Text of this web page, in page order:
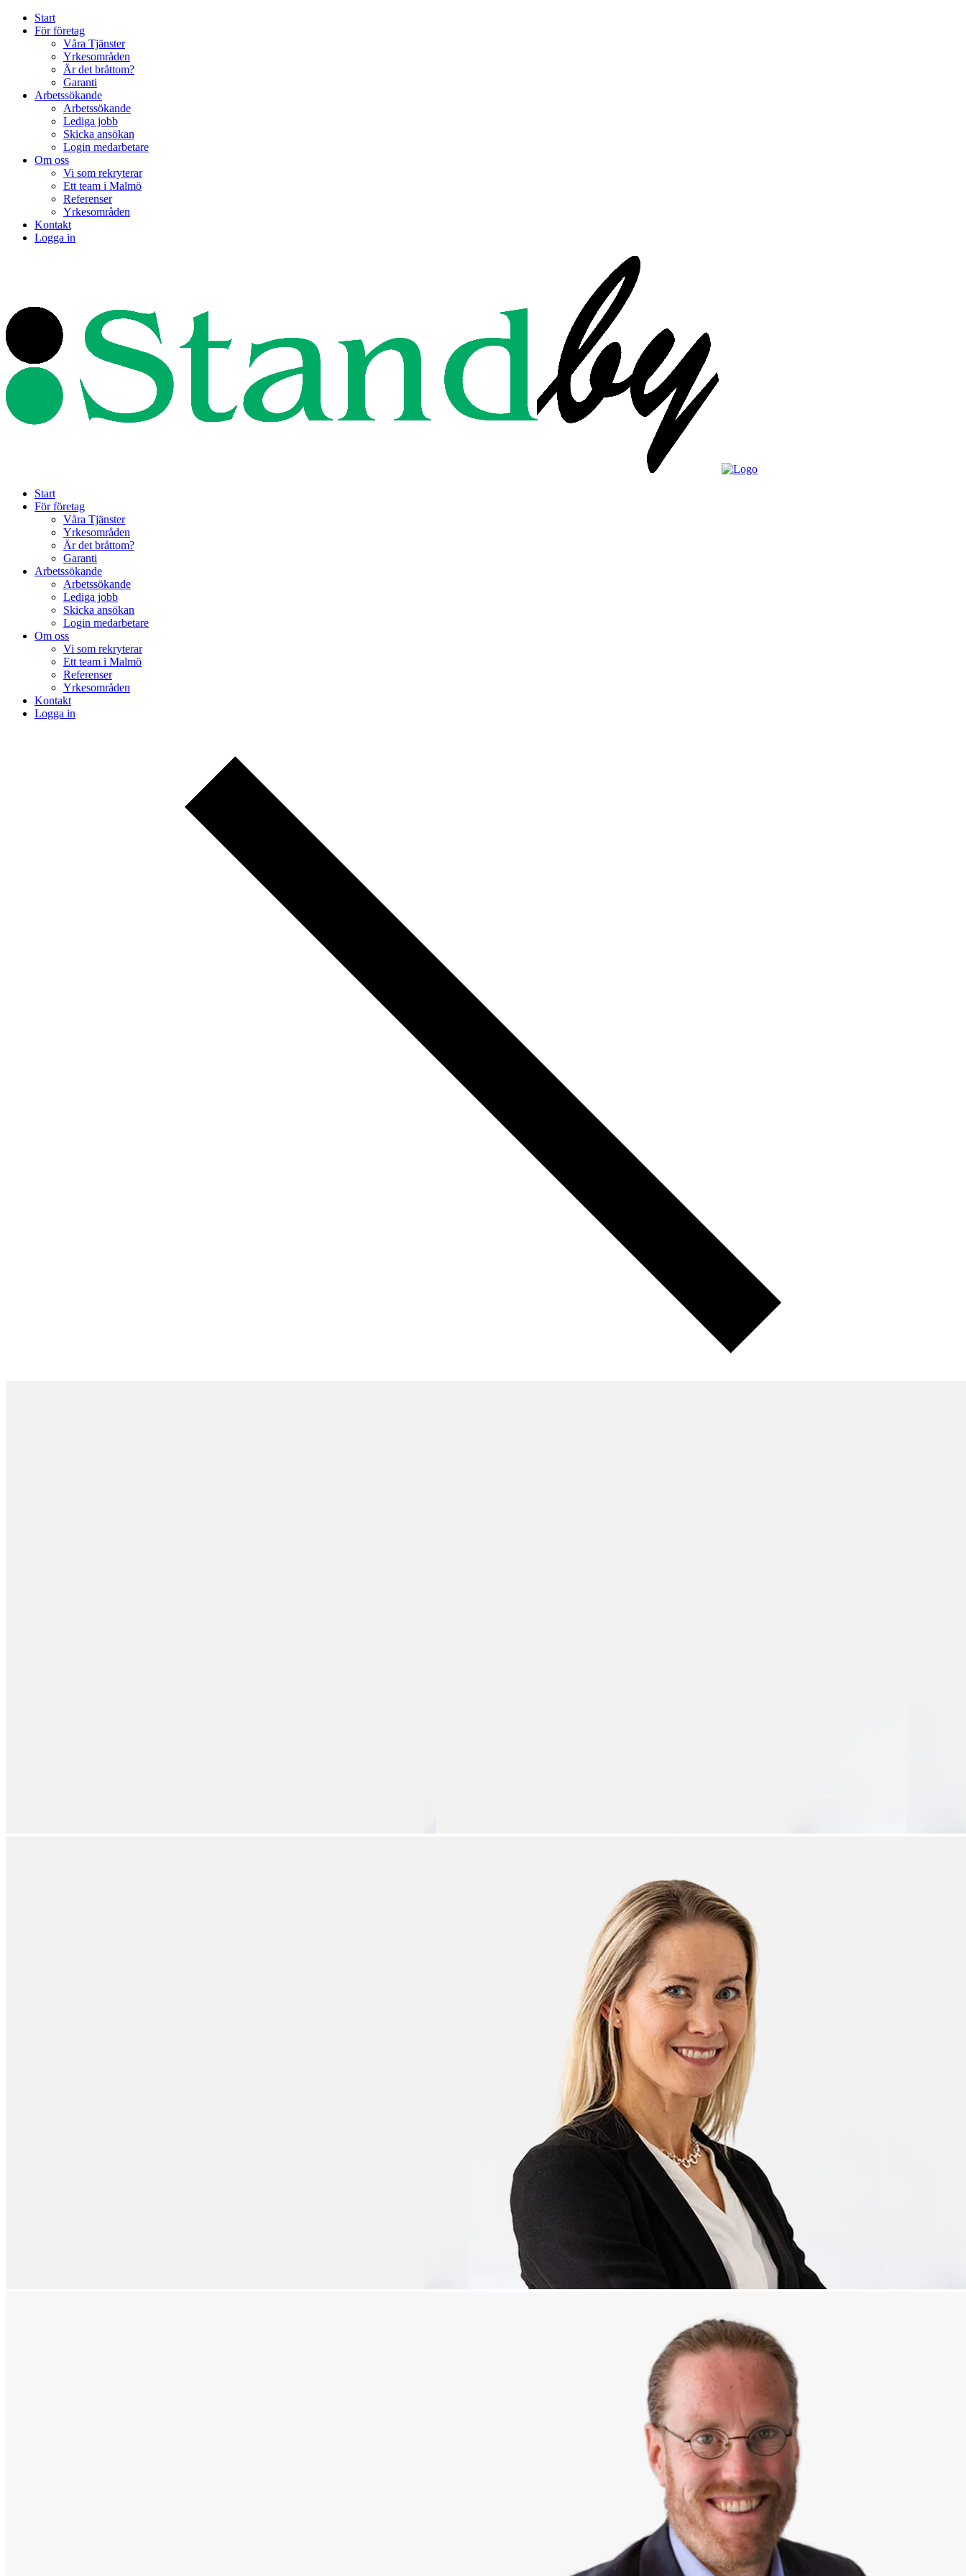
Start
För företag
Våra Tjänster
Yrkesområden
Är det bråttom?
Garanti
Arbetssökande
Arbetssökande
Lediga jobb
Skicka ansökan
Login medarbetare
Om oss
Vi som rekryterar
Ett team i Malmö
Referenser
Yrkesområden
Kontakt
Logga in
Start
För företag
Våra Tjänster
Yrkesområden
Är det bråttom?
Garanti
Arbetssökande
Arbetssökande
Lediga jobb
Skicka ansökan
Login medarbetare
Om oss
Vi som rekryterar
Ett team i Malmö
Referenser
Yrkesområden
Kontakt
Logga in